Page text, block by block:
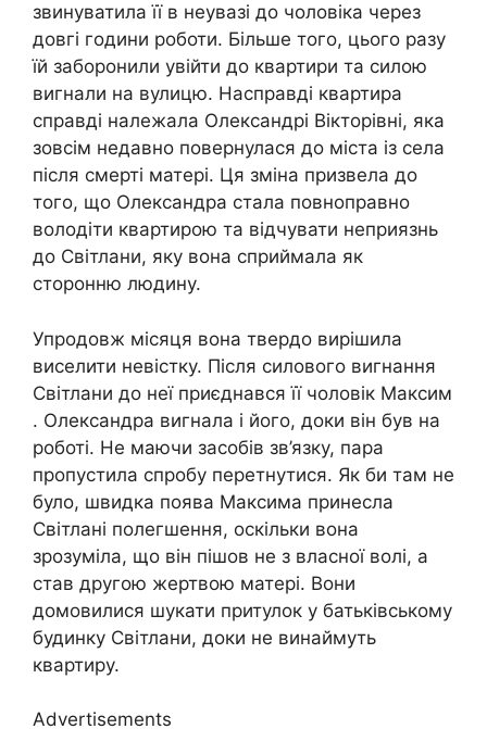
звинуватила її в неувазі до чоловіка через
довгі години роботи. Більше того, цього разу
їй заборонили увійти до квартири та силою
вигнали на вулицю. Насправді квартира
справді належала Олександрі Вікторівні, яка
зовсім недавно повернулася до міста із села
після смерті матері. Ця зміна призвела до
того, що Олександра стала повноправно
володіти квартирою та відчувати неприязнь
до Світлани, яку вона сприймала як
сторонню людину.
Упродовж місяця вона твердо вирішила
виселити невістку. Після силового вигнання
Світлани до неї приєднався її чоловік Максим
. Олександра вигнала і його, доки він був на
роботі. Не маючи засобів зв’язку, пара
пропустила спробу перетнутися. Як би там не
було, швидка поява Максима принесла
Світлані полегшення, оскільки вона
зрозуміла, що він пішов не з власної волі, а
став другою жертвою матері. Вони
домовилися шукати притулок у батьківському
будинку Світлани, доки не винаймуть
квартиру.
Advertisements